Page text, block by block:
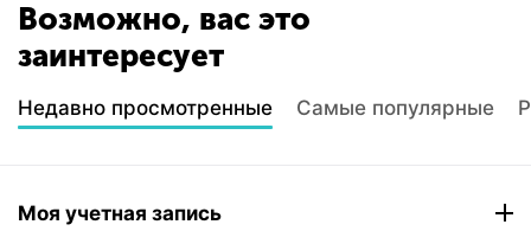
Возможно, вас это
заинтересует
Недавно просмотренные Самые популярные
Моя учетная запись